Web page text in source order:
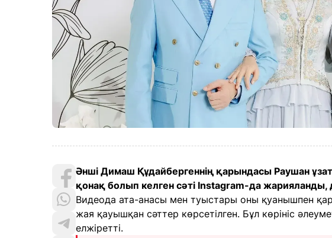
Әнші Димаш Құдайбергеннің қарындасы Раушан
қонақ болып келген сәті Instagram-да жарияланды,
Видеода ата-анасы мен туыстары оны қуанышпен
жая қауышқан сәттер көрсетілген. Бұл көрініс
елжіретті.